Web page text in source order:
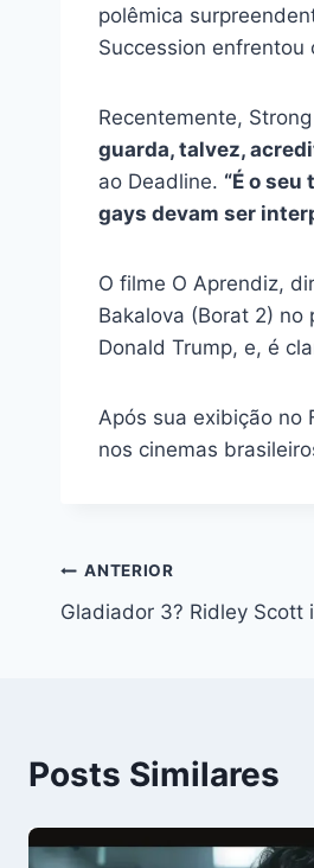
polêmica
Succession enfrentou
Recentemente,
guarda, talvez,
ao Deadline. “É o
gays devam ser
O filme O Aprendiz,
Bakalova (Borat 2)
Donald Trump, e, é
Após sua exibição no
nos cinemas
Navegação
de
ANTERIOR
Gladiador 3? Ridley
Posts Similares